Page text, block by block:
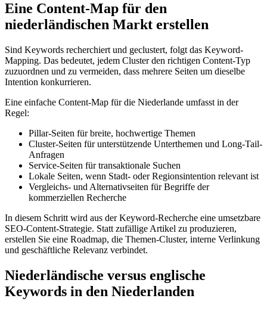
Eine Content-Map für den
niederländischen Markt erstellen
Sind Keywords recherchiert und geclustert, folgt das Keyword-
Mapping. Das bedeutet, jedem Cluster den richtigen Content-Typ
zuzuordnen und zu vermeiden, dass mehrere Seiten um dieselbe
Intention konkurrieren.
Eine einfache Content-Map für die Niederlande umfasst in der
Regel:
Pillar-Seiten für breite, hochwertige Themen
Cluster-Seiten für unterstützende Unterthemen und Long-Tail-
Anfragen
Service-Seiten für transaktionale Suchen
Lokale Seiten, wenn Stadt- oder Regionsintention relevant ist
Vergleichs- und Alternativseiten für Begriffe der
kommerziellen Recherche
In diesem Schritt wird aus der Keyword-Recherche eine umsetzbare
SEO-Content-Strategie. Statt zufällige Artikel zu produzieren,
erstellen Sie eine Roadmap, die Themen-Cluster, interne Verlinkung
und geschäftliche Relevanz verbindet.
Niederländische versus englische
Keywords in den Niederlanden